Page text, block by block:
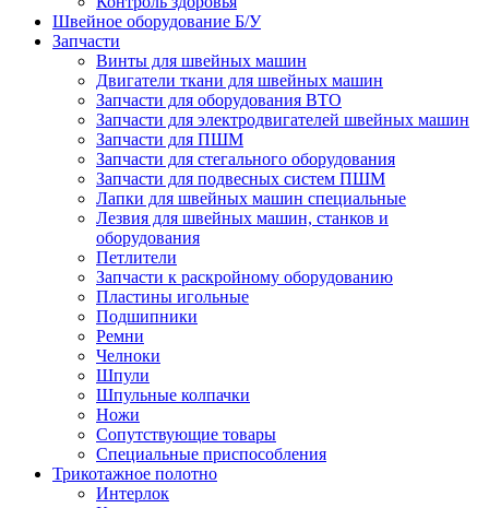
Швейное оборудование Б/У
Запчасти
Винты для швейных машин
Двигатели ткани для швейных машин
Запчасти для оборудования ВТО
Запчасти для электродвигателей швейных машин
Запчасти для ПШМ
Запчасти для стегального оборудования
Запчасти для подвесных систем ПШМ
Лапки для швейных машин специальные
Лезвия для швейных машин, станков и
оборудования
Петлители
Запчасти к раскройному оборудованию
Пластины игольные
Подшипники
Ремни
Челноки
Шпули
Шпульные колпачки
Ножи
Сопутствующие товары
Специальные приспособления
Трикотажное полотно
Интерлок